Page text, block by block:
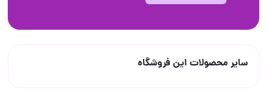
سایر محصولات این فروشگاه